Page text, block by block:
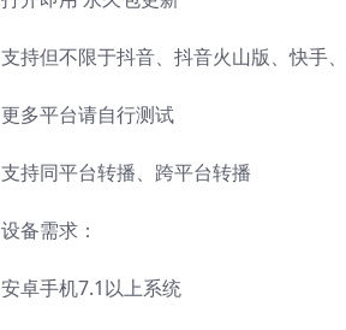
支持但不限于抖音、抖音火山版、快手
更多平台请自行测试
支持同平台转播、跨平台转播
设备需求：
安卓手机7.1以上系统